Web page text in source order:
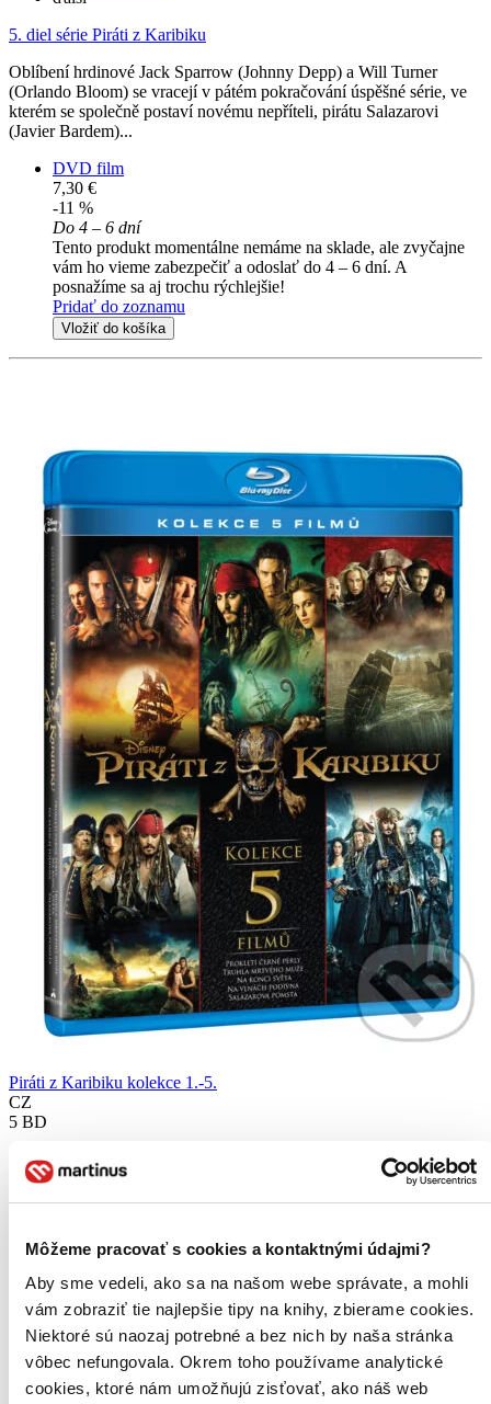
Môžeme pracovať s cookies a kontaktnými údajmi?
Aby sme vedeli, ako sa na našom webe správate, a mohli
vám zobraziť tie najlepšie tipy na knihy, zbierame cookies.
Niektoré sú naozaj potrebné a bez nich by naša stránka
vôbec nefungovala. Okrem toho používame analytické
cookies, ktoré nám umožňujú zisťovať, ako náš web
5. diel série Piráti z Karibiku
Oblíbení hrdinové Jack Sparrow (Johnny Depp) a Will Turner
(Orlando Bloom) se vracejí v pátém pokračování úspěšné série, ve
kterém se společně postaví novému nepříteli, pirátu Salazarovi
(Javier Bardem)...
DVD film
7,30 €
-11 %
Do 4 – 6 dní
Tento produkt momentálne nemáme na sklade, ale zvyčajne
vám ho vieme zabezpečiť a odoslať do 4 – 6 dní. A
posnažíme sa aj trochu rýchlejšie!
Pridať do zoznamu
Vložiť do košíka
Piráti z Karibiku kolekce 1.-5.
CZ
5 BD
Johnny Depp
Geoffrey Rush
Orlando Bloom
Kaya Scodelario
ďalší
Producent Jerry Bruckheimer (Pearl Harbor) a režisér Gore
Verbinski (Hon na myš) spojili své síly a natočili dobrodružný film
PIRÁTI Z KARIBIKU...
Blu-ray film
30,70 €